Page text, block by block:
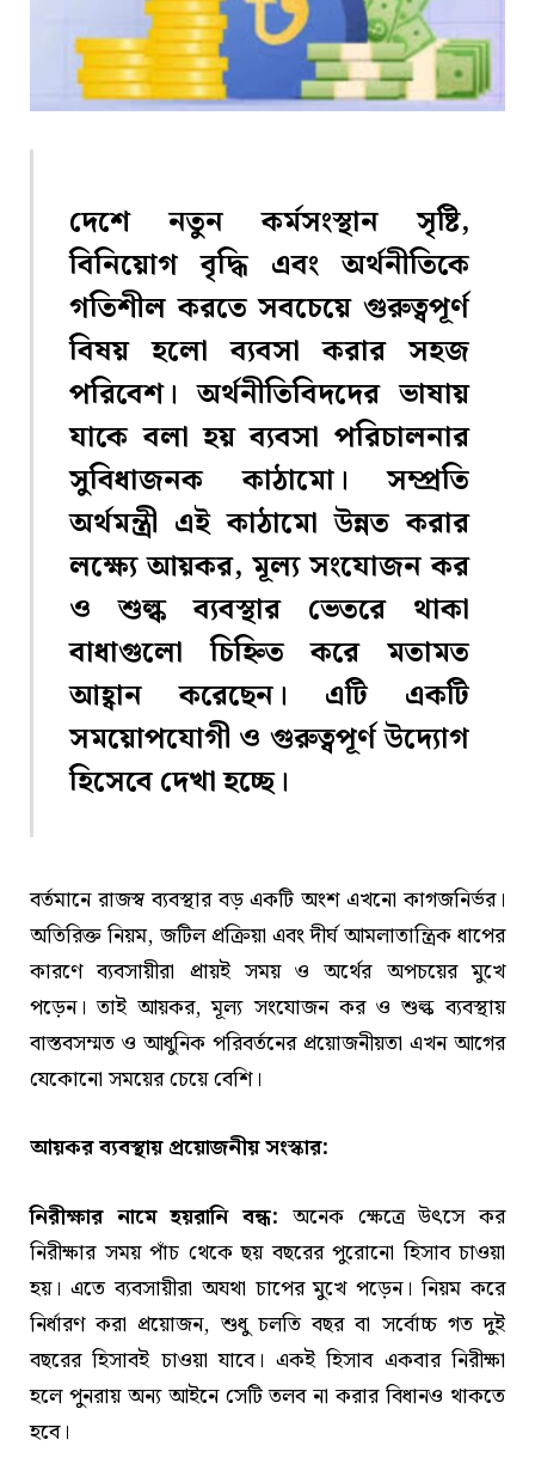
দেশে নতুন কর্মসংস্থান সৃষ্টি,
বিনিয়োগ বৃদ্ধি এবং অর্থনীতিকে
গতিশীল করতে সবচেয়ে গুরুত্বপূর্ণ
বিষয় হলো ব্যবসা করার সহজ
পরিবেশ। অর্থনীতিবিদদের ভাষায়
যাকে বলা হয় ব্যবসা পরিচালনার
সুবিধাজনক কাঠামো। সম্প্রতি
অর্থমন্ত্রী এই কাঠামো উন্নত করার
লক্ষ্যে আয়কর, মূল্য সংযোজন কর
ও শুল্ক ব্যবস্থার ভেতরে থাকা
বাধাগুলো চিহ্নিত করে মতামত
আহ্বান করেছেন। এটি একটি
সময়োপযোগী ও গুরুত্বপূর্ণ উদ্যোগ
হিসেবে দেখা হচ্ছে।
বর্তমানে রাজস্ব ব্যবস্থার বড় একটি অংশ এখনো কাগজনির্ভর।
অতিরিক্ত নিয়ম, জটিল প্রক্রিয়া এবং দীর্ঘ আমলাতান্ত্রিক ধাপের
কারণে ব্যবসায়ীরা প্রায়ই সময় ও অর্থের অপচয়ের মুখে
পড়েন। তাই আয়কর, মূল্য সংযোজন কর ও শুল্ক ব্যবস্থায়
বাস্তবসম্মত ও আধুনিক পরিবর্তনের প্রয়োজনীয়তা এখন আগের
যেকোনো সময়ের চেয়ে বেশি।
আয়কর ব্যবস্থায় প্রয়োজনীয় সংস্কার:
নিরীক্ষার নামে হয়রানি বন্ধ: অনেক ক্ষেত্রে উৎসে কর
নিরীক্ষার সময় পাঁচ থেকে ছয় বছরের পুরোনো হিসাব চাওয়া
হয়। এতে ব্যবসায়ীরা অযথা চাপের মুখে পড়েন। নিয়ম করে
নির্ধারণ করা প্রয়োজন, শুধু চলতি বছর বা সর্বোচ্চ গত দুই
বছরের হিসাবই চাওয়া যাবে। একই হিসাব একবার নিরীক্ষা
হলে পুনরায় অন্য আইনে সেটি তলব না করার বিধানও থাকতে
হবে।